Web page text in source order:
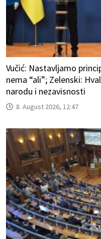
Vučić: Nastavljamo
nema “ali”; Zelenski:
narodu i nezavisnosti
8. August 2026, 12:47